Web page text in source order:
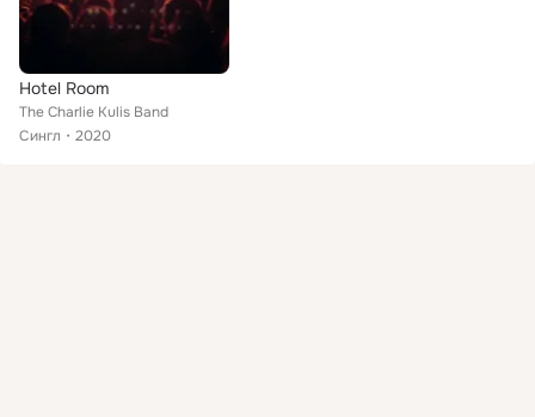
Hotel Room
The Charlie Kulis Band
Сингл
2020